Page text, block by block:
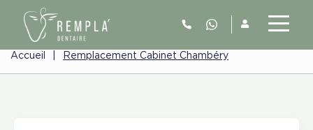
Accueil Remplacement Cabinet Chambéry